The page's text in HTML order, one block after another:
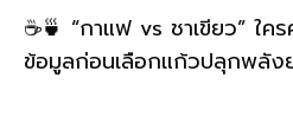
☕🍵 “กาแฟ vs ชาเขียว” ใค
ข้อมูลก่อนเลือกแก้วปลุกพลังย